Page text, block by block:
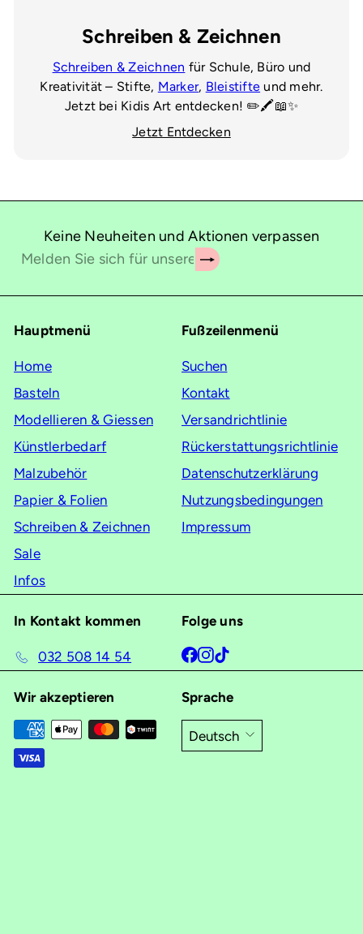
Schreiben & Zeichnen
Schreiben & Zeichnen für Schule, Büro und
Kreativität – Stifte, Marker, Bleistifte und mehr.
Jetzt bei Kidis Art entdecken! ✏️🖍️📖✨
Jetzt Entdecken
Keine Neuheiten und Aktionen verpassen
Abonnieren
Melden
sich
unsere
an
Hauptmenü
Home
Basteln
Modellieren & Giessen
Künstlerbedarf
Malzubehör
Papier & Folien
Schreiben & Zeichnen
Sale
Infos
Fußzeilenmenü
Suchen
Kontakt
Versandrichtlinie
Rückerstattungsrichtlinie
Datenschutzerklärung
Nutzungsbedingungen
Impressum
In Kontakt kommen
032 508 14 54
Folge uns
Facebook
Instagram
Wir akzeptieren Sprache
Deutsch